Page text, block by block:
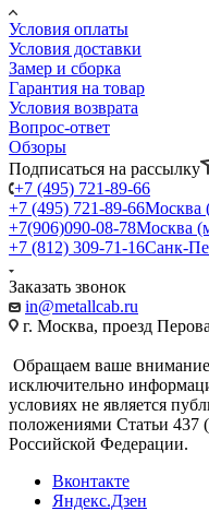
Условия оплаты
Условия доставки
Замер и сборка
Гарантия на товар
Условия возврата
Вопрос-ответ
Обзоры
Подписаться на рассылку
+7 (495) 721-89-66
+7 (495) 721-89-66Москва
+7(906)090-08-78Москва
+7 (812) 309-71-16Санк-
Заказать звонок
in@metallcab.ru
г. Москва, проезд
Обращаем ваше
исключительно
условиях не является
положениями Статьи 437
Российской Федерации.
Вконтакте
Яндекс.Дзен